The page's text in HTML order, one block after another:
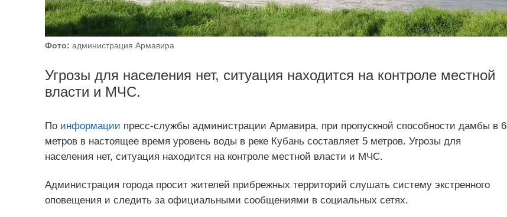
Фото: администрация Армавира
Угрозы для населения нет, ситуация находится на контроле местной
власти и МЧС.
По информации пресс-службы администрации Армавира, при пропускной способности дамбы в 6
метров в настоящее время уровень воды в реке Кубань составляет 5 метров. Угрозы для
населения нет, ситуация находится на контроле местной власти и МЧС.
Администрация города просит жителей прибрежных территорий слушать систему экстренного
оповещения и следить за официальными сообщениями в социальных сетях.